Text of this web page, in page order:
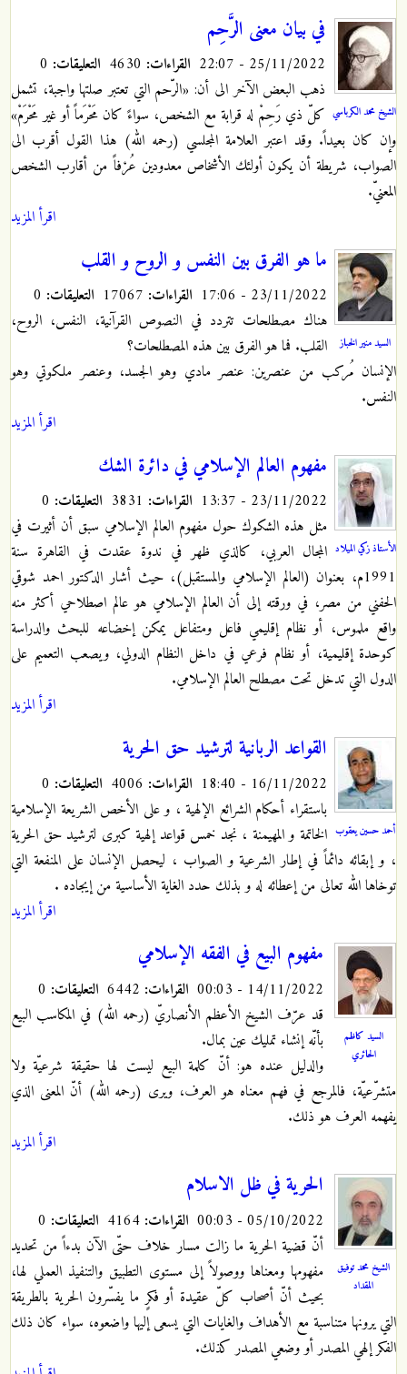
الشيخ محمد الكرباسي
في بيان معنى الرَّحِم
25/11/2022 - 22:07 القراءات: التعليقات:
ذهب البعض الآخر الى أن: «الرّحم التي تعتبر صلتها واجبة، تشمل
كلّ ذي رَحِمْ له قرابة مع الشخص، سواءً كان مَحْرَماً أو غير مَحْرَمْ»
وإن كان بعيداً. وقد اعتبر العلامة المجلسي (رحمه الله) هذا القول أقرب الى
الصواب، شريطة أن يكون أولئك الأشخاص معدودين عُرْفاً من أقارب الشخص
المعنيّ.
اقرأ المزيد
السيد منير الخباز
ما هو الفرق بين النفس و الروح و القلب
23/11/2022 - 17:06 القراءات: التعليقات:
هناك مصطلحات تتردد في النصوص القرآنية، النفس، الروح،
القلب. فما هو الفرق بين هذه المصطلحات؟
الإنسان مُركب من عنصرين: عنصر مادي وهو الجسد، وعنصر ملكوتي وهو
النفس.
اقرأ المزيد
الأستاذ زكي الميلاد
مفهوم العالم الإسلامي في دائرة الشك
23/11/2022 - 13:37 القراءات: التعليقات:
مثل هذه الشكوك حول مفهوم العالم الإسلامي سبق أن أثيرت في
المجال العربي، كالذي ظهر في ندوة عقدت في القاهرة سنة
1991م، بعنوان (العالم الإسلامي والمستقبل)، حيث أشار الدكتور احمد شوقي
الحفني من مصر، في ورقته إلى أن العالم الإسلامي هو عالم اصطلاحي أكثر منه
واقع ملموس، أو نظام إقليمي فاعل ومتفاعل يمكن إخضاعه للبحث والدراسة
كوحدة إقليمية، أو نظام فرعي في داخل النظام الدولي، ويصعب التعميم على
الدول التي تدخل تحت مصطلح العالم الإسلامي.
اقرأ المزيد
أحمد حسين يعقوب
القواعد الربانية لترشيد حق الحرية
16/11/2022 - 18:40 القراءات: التعليقات:
باستقراء أحكام الشرائع الإلهية ، و على الأخص الشريعة الإسلامية
الخاتمة و المهيمنة ، نجد خمس قواعد إلهية كبرى لترشيد حق الحرية
، و إبقائه دائماً في إطار الشرعية و الصواب ، ليحصل الإنسان على المنفعة التي
توخاها الله تعالى من إعطائه له و بذلك حدد الغاية الأساسية من إيجاده .
اقرأ المزيد
السيد كاظم
الحائري
مفهوم البيع في الفقه الإسلامي
14/11/2022 - 00:03 القراءات: التعليقات:
قد عرّف الشيخ الأعظم الأنصاريّ (رحمه‏ الله) في المكاسب البيع
بأنّه إنشاء تمليك عين بمال.
والدليل عنده هو: أنّ كلمة البيع ليست لها حقيقة شرعيّة ولا
متشرّعيّة، فالمرجع في فهم معناه هو العرف، ويرى (رحمه‏ الله) أنّ المعنى الذي
يفهمه العرف هو ذلك.
اقرأ المزيد
الشيخ محمد توفيق
المقداد
الحرية في ظل الاسلام
05/10/2022 - 00:03 القراءات: التعليقات:
أنّ قضية الحرية ما زالت مسار خلاف حتّى الآن بدءاً من تحديد
مفهومها ومعناها ووصولاً إلى مستوى التطبيق والتنفيذ العملي لها،
بحيث أنّ أصحاب كلّ عقيدة أو فكرٍ ما يفسّرون الحرية بالطريقة
التي يرونها متناسبة مع الأهداف والغايات التي يسعى إليها واضعوه، سواء كان ذلك
الفكر إلهي المصدر أو وضعي المصدر كذلك.